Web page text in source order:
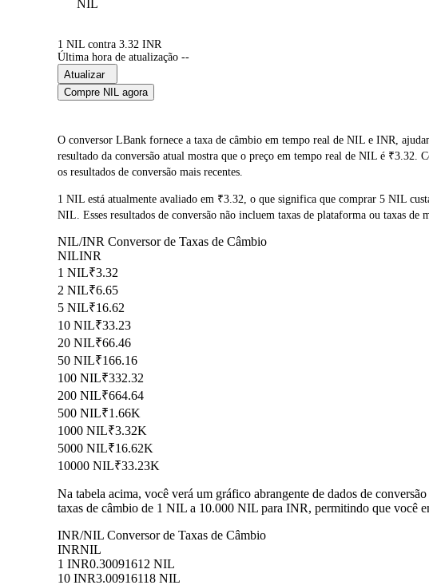
NIL
1 NIL contra 3.32 INR
Última hora de atualização --
Atualizar
Compre NIL agora
O conversor LBank fornece a taxa de câmbio em tempo real de NIL e INR,
resultado da conversão atual mostra que o preço em tempo real de NIL é ₹3.32.
os resultados de conversão mais recentes.
1 NIL está atualmente avaliado em ₹3.32, o que significa que comprar 5 NIL
NIL. Esses resultados de conversão não incluem taxas de plataforma ou taxas de
NIL/INR Conversor de Taxas de Câmbio
NILINR
1 NIL₹3.32
2 NIL₹6.65
5 NIL₹16.62
10 NIL₹33.23
20 NIL₹66.46
50 NIL₹166.16
100 NIL₹332.32
200 NIL₹664.64
500 NIL₹1.66K
1000 NIL₹3.32K
5000 NIL₹16.62K
10000 NIL₹33.23K
Na tabela acima, você verá um gráfico abrangente de dados de
taxas de câmbio de 1 NIL a 10.000 NIL para INR, permitindo que você
INR/NIL Conversor de Taxas de Câmbio
INRNIL
1 INR0.30091612 NIL
10 INR3.00916118 NIL